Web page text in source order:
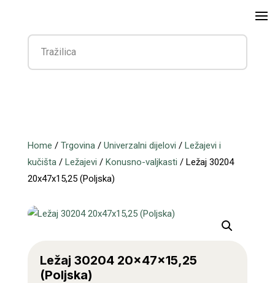
Home / Trgovina/ Univerzalni dijelovi / Ležajevi i
kučišta/ Ležajevi / Konusno-valjkasti / Ležaj 30204
20x47x15,25 (Poljska)
Ležaj 30204 20x47x15,25
(Poljska)